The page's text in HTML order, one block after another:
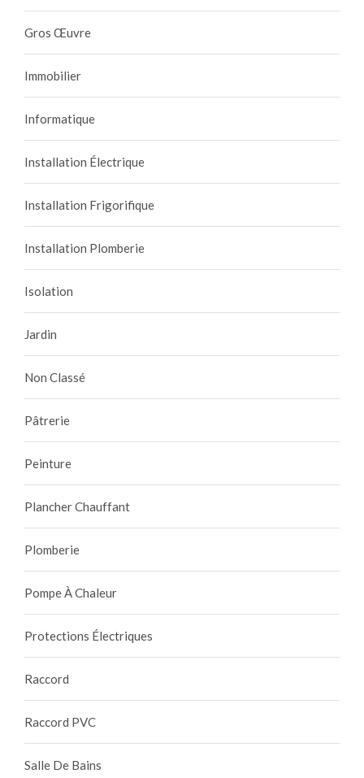
Gros Œuvre
Immobilier
Informatique
Installation Électrique
Installation Frigorifique
Installation Plomberie
Isolation
Jardin
Non Classé
Pâtrerie
Peinture
Plancher Chauffant
Plomberie
Pompe À Chaleur
Protections Électriques
Raccord
Raccord PVC
Salle De Bains